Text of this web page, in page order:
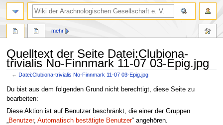
Quelltext der Seite Datei:Clubiona-
trivialis No-Finnmark 11-07 03-Epig.jpg
←Datei:Clubiona-trivialis No-Finnmark 11-07 03-Epig.jpg
Zur
Navigation
springen
Zur
Suche
springen
Du bist aus dem folgenden Grund nicht berechtigt, diese Seite zu
bearbeiten:
Diese Aktion ist auf Benutzer beschränkt, die einer der Gruppen
„Benutzer, Automatisch bestätigte Benutzer“ angehören.
mehr